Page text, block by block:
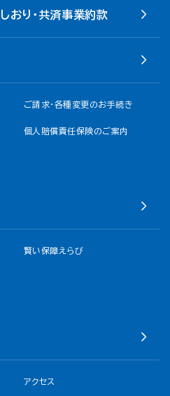
おり・共済事業約款
ご請求・各種変更のお手続き
個人賠償責任保険のご案内
賢い保障えらび
アクセス